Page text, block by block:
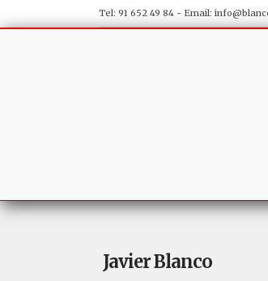
Tel: 91 652 49 84 - Email:
Javier Blanco